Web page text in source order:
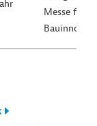
Messe für